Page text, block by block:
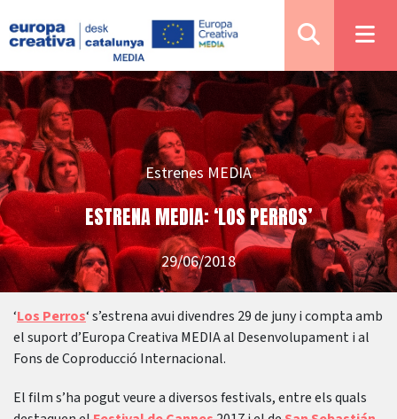
Estrenes MEDIA
ESTRENA MEDIA: ‘LOS PERROS’
29/06/2018
‘Los Perros‘ s’estrena avui divendres 29 de juny i compta amb
el suport d’Europa Creativa MEDIA al Desenvolupament i al
Fons de Coproducció Internacional.
El film s’ha pogut veure a diversos festivals, entre els quals